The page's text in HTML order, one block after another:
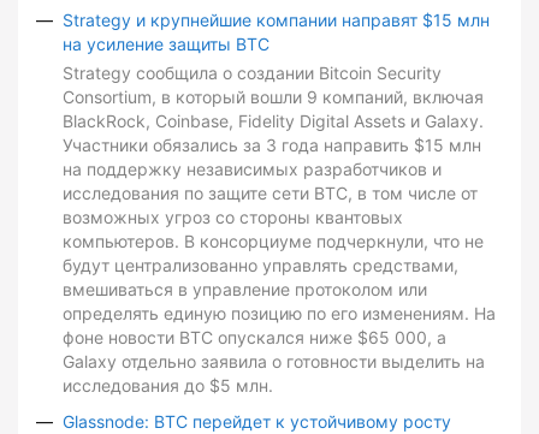
Strategy и крупнейшие компании направят $15 млн
на усиление защиты BTC
Strategy сообщила о создании Bitcoin Security
Consortium, в который вошли 9 компаний, включая
BlackRock, Coinbase, Fidelity Digital Assets и Galaxy.
Участники обязались за 3 года направить $15 млн
на поддержку независимых разработчиков и
исследования по защите сети BTC, в том числе от
возможных угроз со стороны квантовых
компьютеров. В консорциуме подчеркнули, что не
будут централизованно управлять средствами,
вмешиваться в управление протоколом или
определять единую позицию по его изменениям. На
фоне новости BTC опускался ниже $65 000, а
Galaxy отдельно заявила о готовности выделить на
исследования до $5 млн.
Glassnode: BTC перейдет к устойчивому росту